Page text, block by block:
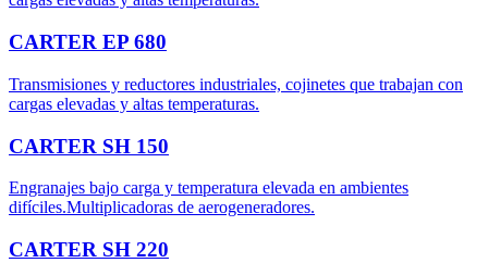
CARTER EP 680
Transmisiones y reductores industriales, cojinetes que trabajan con
cargas elevadas y altas temperaturas.
CARTER SH 150
Engranajes bajo carga y temperatura elevada en ambientes
difíciles.Multiplicadoras de aerogeneradores.
CARTER SH 220